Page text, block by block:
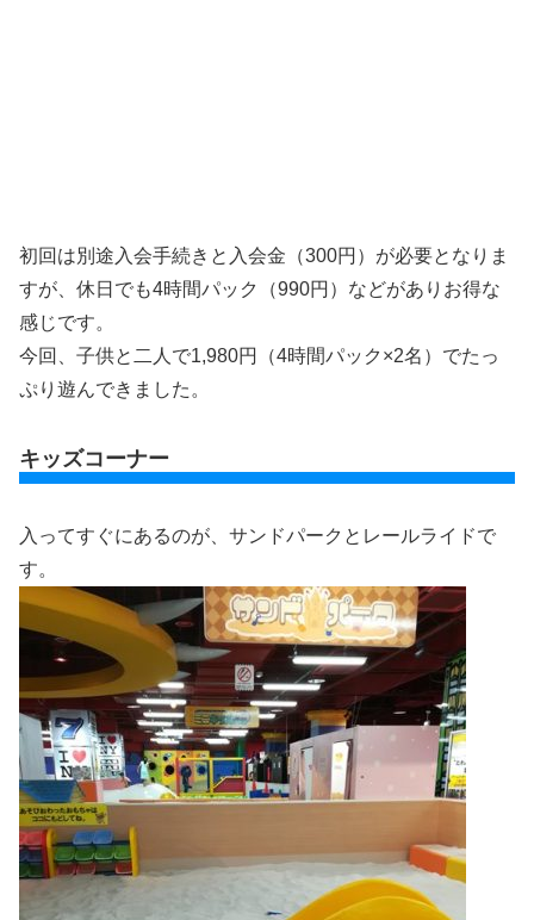
初回は別途入会手続きと入会金（300円）が必要となりま
すが、休日でも4時間パック（990円）などがありお得な
感じです。
今回、子供と二人で1,980円（4時間パック×2名）でたっ
ぷり遊んできました。
キッズコーナー
入ってすぐにあるのが、サンドパークとレールライドで
す。